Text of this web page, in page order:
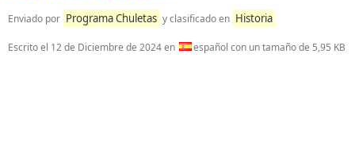
Enviado por Programa Chuletas y clasificado en Historia
Escrito el 12 de Diciembre de 2024en español con un tamaño de 5,95 KB